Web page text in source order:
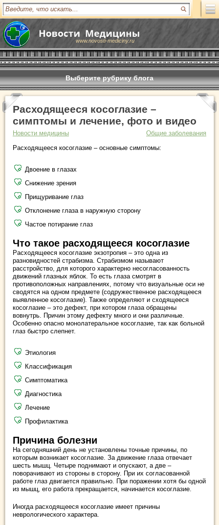
www.novosti-mediciny.ru
Выберите рубрику блога
Расходящееся косоглазие –
симптомы и лечение, фото и видео
Новости медицины
Общие заболевания
Расходящееся косоглазие – основные симптомы:
Двоение в глазах
Снижение зрения
Прищуривание глаз
Отклонение глаза в наружную сторону
Частое потирание глаз
Что такое расходящееся косоглазие
Расходящееся косоглазие экзотропия – это одна из
разновидностей страбизма. Страбизмом называют
расстройство, для которого характерно несогласованность
движений глазных яблок. То есть глаза смотрят в
противоположных направлениях, потому что визуальные оси не
сводятся на одном предмете (содружественное расходящееся
выявленное косоглазие). Также определяют и сходящееся
косоглазие ‒ это дефект, при котором глаза обращены
вовнутрь. Причин этому дефекту много и они различные.
Особенно опасно монолатеральное косоглазие, так как больной
глаз быстро слепнет.
Этиология
Классификация
Симптоматика
Диагностика
Лечение
Профилактика
Причина болезни
На сегодняшний день не установлены точные причины, по
которым возникает косоглазие. За движение глаза отвечает
шесть мышц. Четыре поднимают и опускают, а две ‒
поворачивают из стороны в сторону. При их согласованной
работе глаз двигается правильно. При поражении хотя бы одной
из мышц, его работа прекращается, начинается косоглазие.
Иногда расходящееся косоглазие имеет причины
неврологического характера.